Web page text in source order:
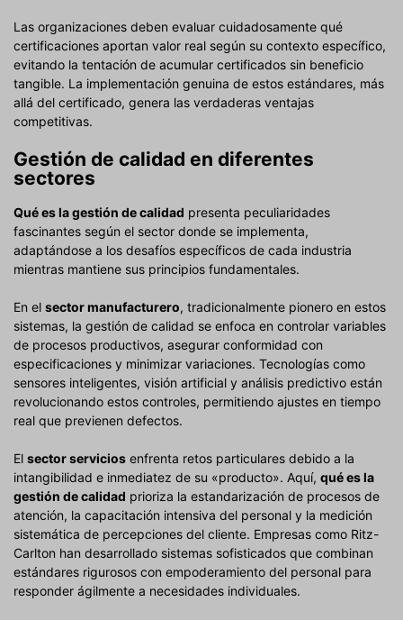
Las organizaciones deben evaluar cuidadosamente qué
certificaciones aportan valor real según su contexto específico,
evitando la tentación de acumular certificados sin beneficio
tangible. La implementación genuina de estos estándares, más
allá del certificado, genera las verdaderas ventajas
competitivas.
Gestión de calidad en diferentes
sectores
Qué es la gestión de calidad presenta peculiaridades
fascinantes según el sector donde se implementa,
adaptándose a los desafíos específicos de cada industria
mientras mantiene sus principios fundamentales.
En el sector manufacturero, tradicionalmente pionero en estos
sistemas, la gestión de calidad se enfoca en controlar variables
de procesos productivos, asegurar conformidad con
especificaciones y minimizar variaciones. Tecnologías como
sensores inteligentes, visión artificial y análisis predictivo están
revolucionando estos controles, permitiendo ajustes en tiempo
real que previenen defectos.
El sector servicios enfrenta retos particulares debido a la
intangibilidad e inmediatez de su «producto». Aquí, qué es la
gestión de calidad prioriza la estandarización de procesos de
atención, la capacitación intensiva del personal y la medición
sistemática de percepciones del cliente. Empresas como Ritz-
Carlton han desarrollado sistemas sofisticados que combinan
estándares rigurosos con empoderamiento del personal para
responder ágilmente a necesidades individuales.